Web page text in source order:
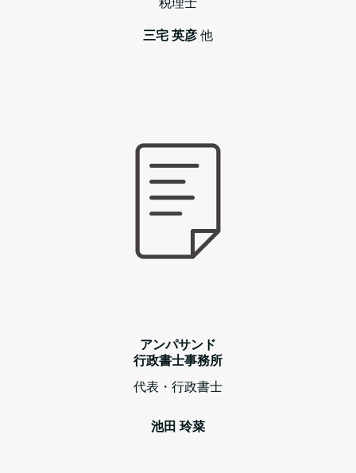
三宅 英彦 他
アンパサンド
行政書士事務所
代表・行政書士
池田 玲菜